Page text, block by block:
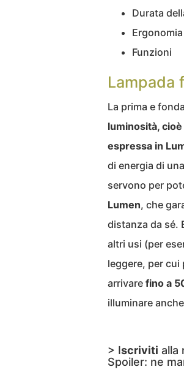
Durata
Funzioni
Lampada
La prima e
luminosità,
espressa in
di energia di
servono per
Lumen, che
distanza da sé.
altri usi (per
leggere, per cui
arrivare fino a
illuminare
> Iscriviti alla
Spoiler: ne